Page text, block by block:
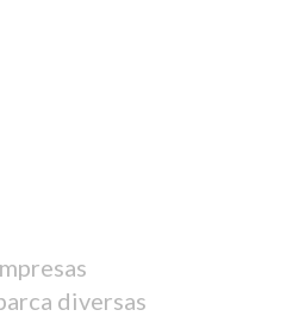
diversas